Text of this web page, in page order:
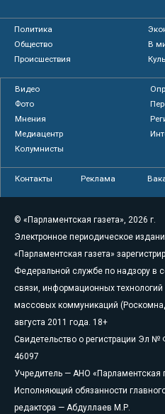
Политика
Общество
В
Происшествия
Видео
Фото
Мнения
Медиацентр
Колумнисты
Контакты Реклама
© «Парламентская газета», 2026 г.
Электронное периодическое
«Парламентская газета»
Федеральной службе по надзору в
связи, информационных технологий
массовых коммуникаций
августа 2011 года. 18+
Свидетельство о регистрации Эл №
46097
Учредитель — АНО «Парламентская
Исполняющий обязанности
редактора — Абдуллаев М.Р.